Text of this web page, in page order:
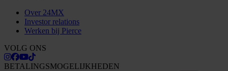
Over 24MX
Investor relations
Werken bij Pierce
VOLG ONS
BETALINGSMOGELIJKHEDEN